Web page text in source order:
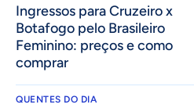
Ingressos para Cruzeiro x
Botafogo pelo Brasileiro
Feminino: preços e como
comprar
QUENTES DO DIA